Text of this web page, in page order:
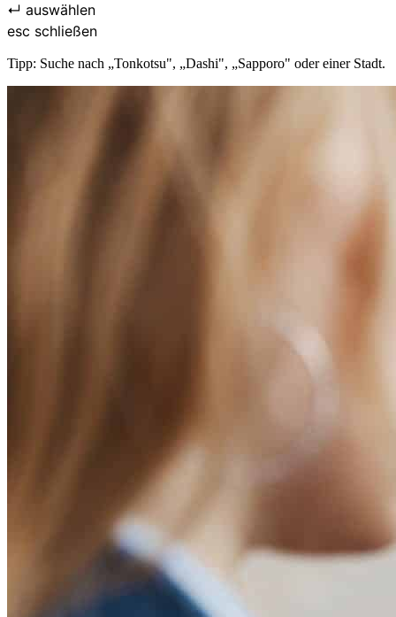
↵ auswählen
esc schließen
Tipp: Suche nach „Tonkotsu", „Dashi", „Sapporo" oder einer Stadt.